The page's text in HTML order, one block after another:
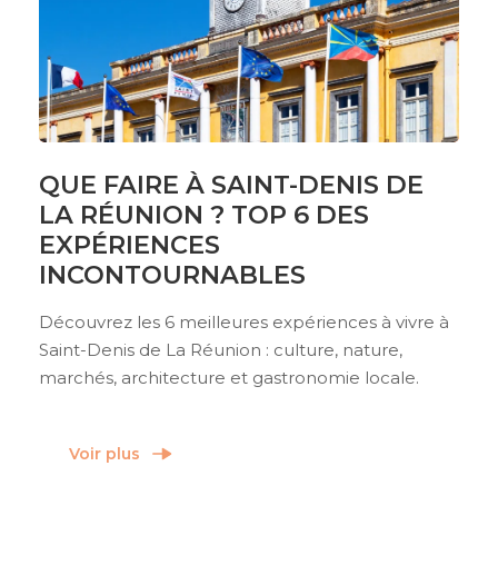
QUE FAIRE À SAINT-DENIS DE
LA RÉUNION ? TOP 6 DES
EXPÉRIENCES
INCONTOURNABLES
Découvrez les 6 meilleures expériences à vivre à
Saint-Denis de La Réunion : culture, nature,
marchés, architecture et gastronomie locale.
Voir plus